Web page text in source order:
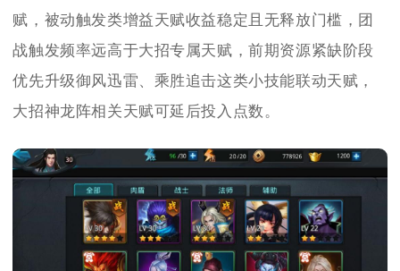
赋，被动触发类增益天赋收益稳定且无释放门槛，团
战触发频率远高于大招专属天赋，前期资源紧缺阶段
优先升级御风迅雷、乘胜追击这类小技能联动天赋，
大招神龙阵相关天赋可延后投入点数。